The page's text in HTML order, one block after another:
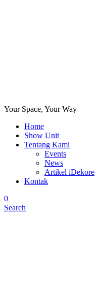
Your Space, Your Way
Home
Show Unit
Tentang Kami
Events
News
Artikel iDekore
Kontak
0
Search